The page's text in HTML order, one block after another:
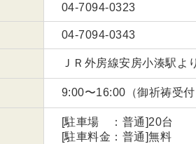
04-7094-0323
04-7094-0343
ＪＲ外房線安房小湊駅よ
9:00〜16:00（御祈祷受付
[駐車場 ：普通]20台
[駐車料金：普通]無料